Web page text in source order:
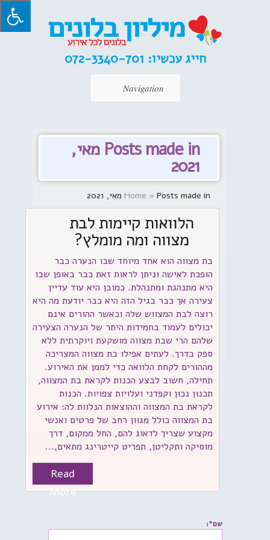
חייג עכשיו:
Navigation
Posts made in מאי,
2021
Home » Posts made in מאי, 2021
הלוואות קיימות לבת
מצווה ומה מומלץ?
בת מצווה הוא אחד מיוחד שבו הנערה כבר
הופכת לאישה וניתן לראות זאת כבר באופן שבו
היא מתנהגת ומתנהלת. כמובן היא עוד עדיין
צעירה אך כבר בגיל הזה היא כבר יודעת מה היא
רוצה לבת המצווש שלה וכאשר ההורים אינם
יכולים לעמוד בחמידות היתר של הנערה הצעירה
שלהם הרי שבת מצווה מושקעת ויוקרתית ללא
ספק בדרך. לעתים אפילו בת מצווה המצריכה
מההורים לקחת הלוואה כדי לממן את האירוע.
תחילה, חשוב לבצע הכנות לקראת בת המצווה,
תכנון נכון וקפדני ועלויות צפויות. הכנות
לקראת בת המצווה וההוצאות הנלוות לה: אירוע
בת המצווה כולל מגוון רחב של פרטים ואנשי
מקצוע שצריך לדאוג להם, החל ממקום, דרך
מוסיקה ותקליטן, תפריט קייטרינג מתאים,...
Read
More
שם*: